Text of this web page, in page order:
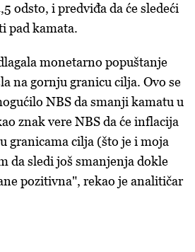
odsto, i predviđa da će sledeći
pad kamata.
monetarno popuštanje
na gornju granicu cilja. Ovo se
NBS da smanji kamatu u
znak vere NBS da će inflacija
granicama cilja (što je i moja
da sledi još smanjenja dokle
pozitivna", rekao je analitičar